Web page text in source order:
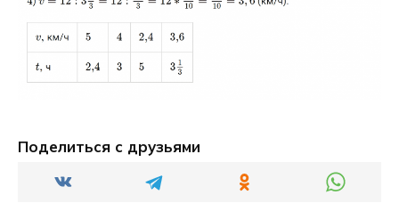
Поделиться с друзьями